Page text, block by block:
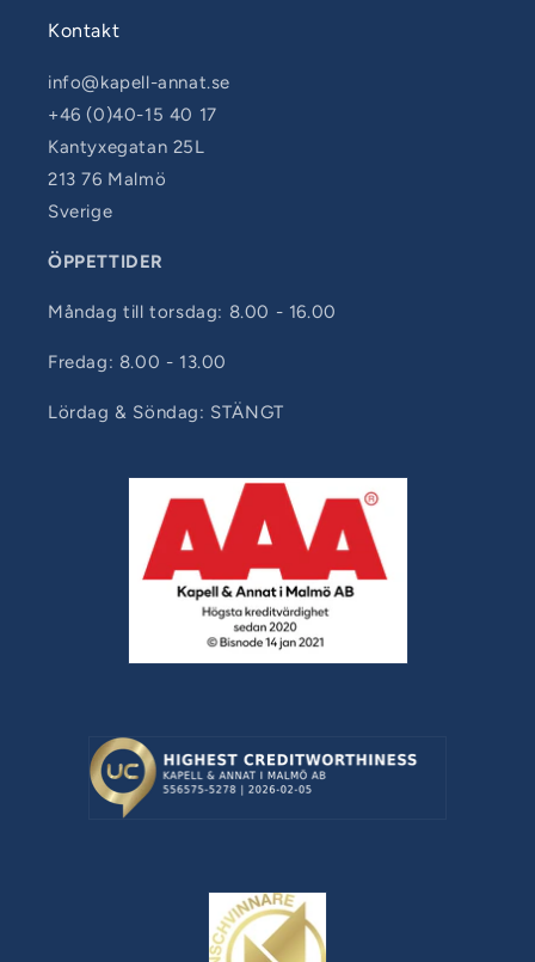
Kontakt
info@kapell-annat.se
+46 (0)40-15 40 17
Kantyxegatan 25L
213 76 Malmö
Sverige
ÖPPETTIDER
Måndag till torsdag: 8.00 - 16.00
Fredag: 8.00 - 13.00
Lördag & Söndag: STÄNGT